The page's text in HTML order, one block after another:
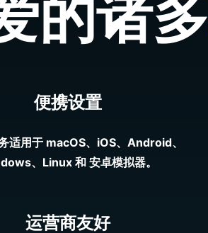
的诸多
便携设置
适用于 macOS、iOS、Android、
、Linux 和 安卓模拟器。
运营商友好